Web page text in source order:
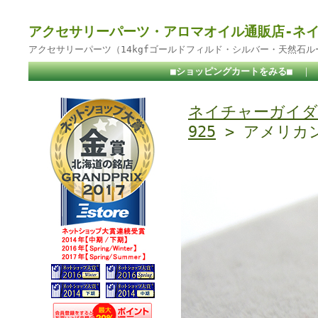
アクセサリーパーツ・アロマオイル通販店-ネ
アクセサリーパーツ（14kgfゴールドフィルド・シルバー・天然石
■ショッピングカートをみる■ ｜
ネイチャーガイ
925 > アメリカ